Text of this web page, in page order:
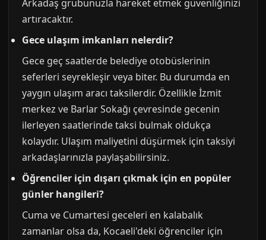
Arkadaş grubunuzla hareket etmek güvenliğinizi
artıracaktır.
Gece ulaşım imkanları nelerdir?
Gece geç saatlerde belediye otobüslerinin
seferleri seyrekleşir veya biter. Bu durumda en
yaygın ulaşım aracı taksilerdir. Özellikle İzmit
merkez ve Barlar Sokağı çevresinde gecenin
ilerleyen saatlerinde taksi bulmak oldukça
kolaydır. Ulaşım maliyetini düşürmek için taksiyi
arkadaşlarınızla paylaşabilirsiniz.
Öğrenciler için dışarı çıkmak için en popüler
günler hangileri?
Cuma ve Cumartesi geceleri en kalabalık
zamanlar olsa da, Kocaeli'deki öğrenciler için